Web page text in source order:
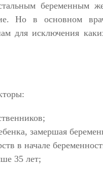
беременным
Но в основном
для исключения
замершая
в начале
35 лет;